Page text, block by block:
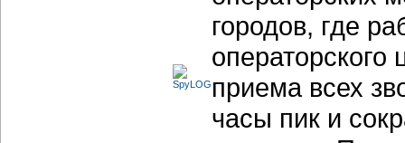
городов, где
операторского
приема всех
часы пик и